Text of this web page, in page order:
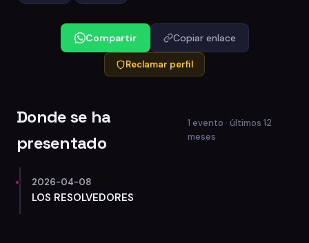
Compartir Copiar enlace
Reclamar perfil
Donde se ha
presentado
1 evento · últimos 12
meses
2026-04-08
LOS RESOLVEDORES